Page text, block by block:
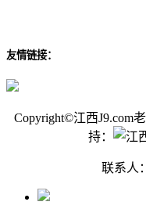
友情链接：
Copyright©江西J9.com
持：
联系人